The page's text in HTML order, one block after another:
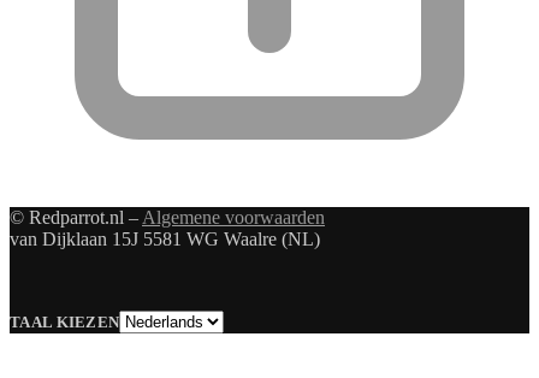
© Redparrot.nl – Algemene voorwaarden
van Dijklaan 15J 5581 WG Waalre (NL)
TAAL KIEZENTaal